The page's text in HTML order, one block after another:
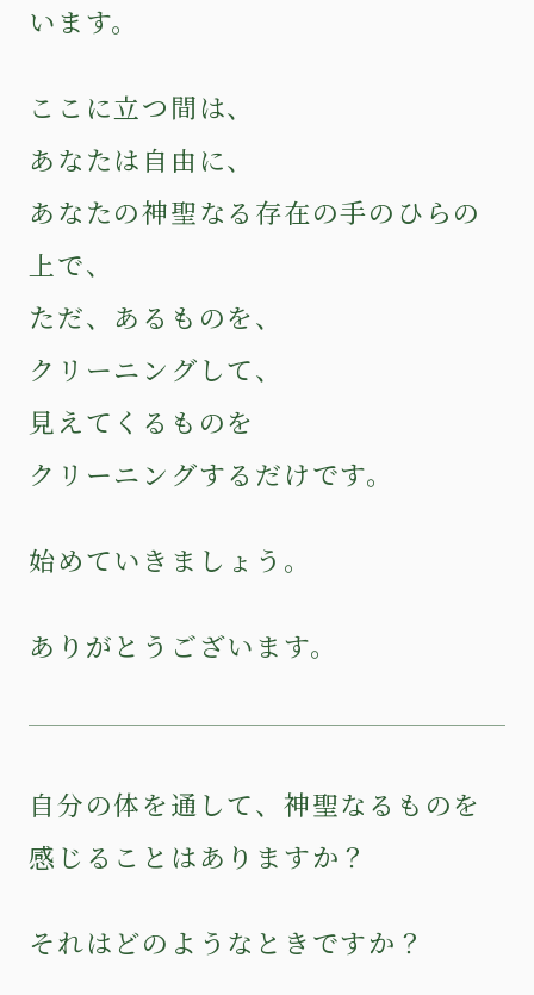
います。
ここに立つ間は、
あなたは自由に、
あなたの神聖なる存在の手のひらの
上で、
ただ、あるものを、
クリーニングして、
見えてくるものを
クリーニングするだけです。
始めていきましょう。
ありがとうございます。
自分の体を通して、神聖なるものを
感じることはありますか？
それはどのようなときですか？